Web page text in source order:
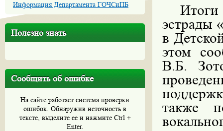
Информация Департамента ГОЧСиПБ
Полезно знать
Сообщить об ошибке
На сайте работает система проверки
ошибок. Обнаружив неточность в
тексте, выделите ее и нажмите Ctrl +
Enter.
Итоги
эстрады
в
этом
В.Б.
также